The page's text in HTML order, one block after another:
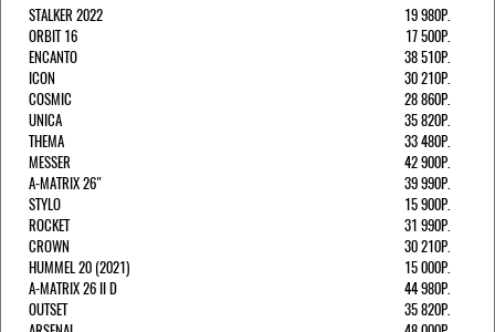
STALKER 2022
19 980Р.
ORBIT 16
17 500Р.
ENCANTO
38 510Р.
ICON
30 210Р.
COSMIC
28 860Р.
UNICA
35 820Р.
THEMA
33 480Р.
MESSER
42 900Р.
A-MATRIX 26"
39 990Р.
STYLO
15 900Р.
ROCKET
31 990Р.
CROWN
30 210Р.
HUMMEL 20 (2021)
15 000Р.
A-MATRIX 26 II D
44 980Р.
OUTSET
35 820Р.